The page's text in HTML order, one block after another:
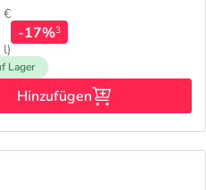
€
l)
-17%3
Lager
Hinzufügen